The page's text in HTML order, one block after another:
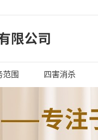
范围 四害消杀